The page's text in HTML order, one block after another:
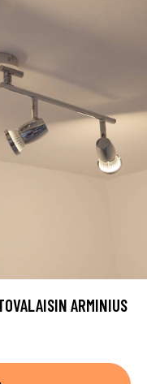
ARMINIUS